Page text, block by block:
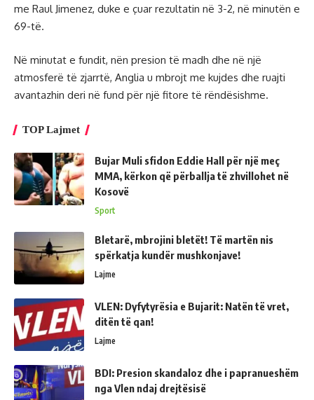
me Raul Jimenez, duke e çuar rezultatin në 3-2, në minutën e
69-të.
Në minutat e fundit, nën presion të madh dhe në një
atmosferë të zjarrtë, Anglia u mbrojt me kujdes dhe ruajti
avantazhin deri në fund për një fitore të rëndësishme.
TOP Lajmet
Bujar Muli sfidon Eddie Hall për një meç
MMA, kërkon që përballja të zhvillohet në
Kosovë
Sport
Bletarë, mbrojini bletët! Të martën nis
spërkatja kundër mushkonjave!
Lajme
VLEN: Dyfytyrësia e Bujarit: Natën të vret,
ditën të qan!
Lajme
BDI: Presion skandaloz dhe i papranueshëm
nga Vlen ndaj drejtësisë